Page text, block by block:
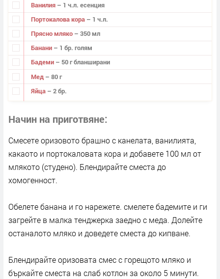
Ванилия – 1 ч.л. есенция
Портокалова кора – 1 ч.л.
Прясно мляко – 350 мл
Банани – 1 бр. голям
Бадеми – 50 г бланширани
Мед – 80 г
Яйца – 2 бр.
Начин на приготвяне
Смесете оризовото брашно с канелата, ванилията,
какаото и портокаловата кора и добавете 100 мл от
млякото (студено). Блендирайте сместа до
хомогенност.
Обелете банана и го нарежете. смелете бадемите и ги
загрейте в малка тенджерка заедно с меда. Долейте
останалото мляко и доведете сместа до кипване.
Блендирайте оризовата смес с горещото мляко и
бъркайте сместа на слаб котлон за около 5 минути.